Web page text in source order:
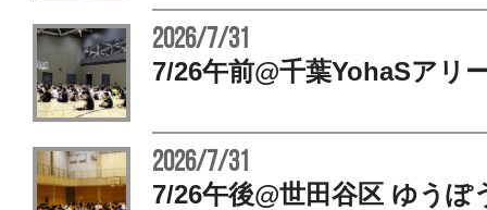
2026/7/31
7/26午前@千葉YohaSア
2026/7/31
7/26午後@世田谷区 ゆうぽ